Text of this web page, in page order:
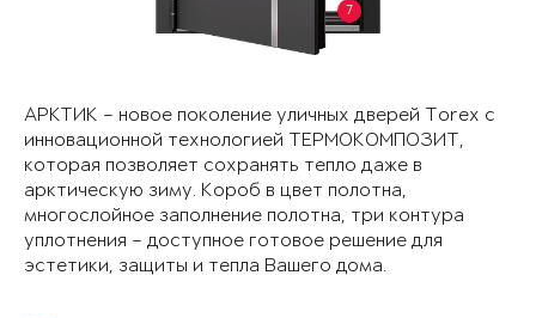
7
АРКТИК – новое поколение уличных дверей Torex с
инновационной технологией ТЕРМОКОМПОЗИТ,
которая позволяет сохранять тепло даже в
арктическую зиму. Короб в цвет полотна,
многослойное заполнение полотна, три контура
уплотнения – доступное готовое решение для
эстетики, защиты и тепла Вашего дома.